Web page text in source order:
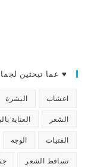
♥ عما تبحثين
اعشاب البشرة
الشعر العناية
الفتيات الوجه
تساقط الشعر